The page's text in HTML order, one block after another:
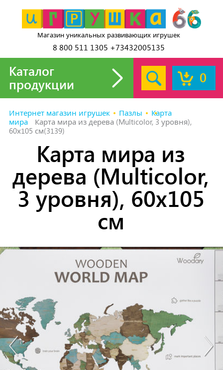
Магазин уникальных развивающих игрушек
8 800 511 1305 +73432005135
0
Каталог
продукции
Интернет магазин игрушек Пазлы
Карта
мира
Карта мира из дерева (Multicolor, 3 уровня),
60х105 см(3139)
Карта мира из
дерева (Multicolor,
3 уровня), 60х105
см